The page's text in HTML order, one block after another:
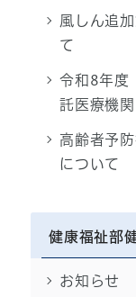
風しん追
て
令和8年度
託医療機
高齢者予
について
健康福祉部
お知らせ